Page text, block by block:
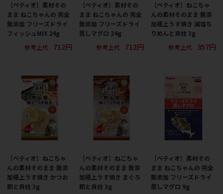
［ペティオ］素材その
まま ねこちゃんの 完全
無添加 フリーズドライ
フィッシュMIX 24g
参考上代
712円
［ペティオ］素材その
まま ねこちゃんの 完全
無添加 フリーズドライ
蒸しマグロ 24g
参考上代
712円
［ペティオ］ねこちゃ
んの素材そのまま 無添
加極上うす焼き 減塩ち
りめんと貝柱 3g
参考上代
357円
［ペティオ］ねこちゃ
んの素材そのまま 無添
加極上うす焼き かつお
節と貝柱 3g
［ペティオ］ねこちゃ
んの素材そのまま 無添
加極上うす焼き まぐろ
節と貝柱 3g
［ペティオ］素材その
まま ねこちゃんの 完全
無添加 フリーズドライ
蒸しマグロ 9g